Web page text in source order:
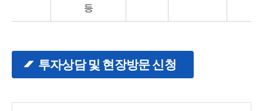
등
투자상담 및 현장방문 신청